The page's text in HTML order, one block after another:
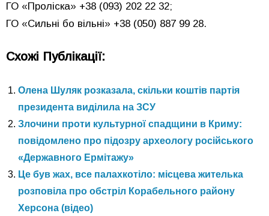
ГО «Проліска» +38 (093) 202 22 32;
ГО «Сильні бо вільні» +38 (050) 887 99 28.
Схожі Публікації:
Олена Шуляк розказала, скільки коштів партія
президента виділила на ЗСУ
Злочини проти культурної спадщини в Криму:
повідомлено про підозру археологу російського
«Державного Ермітажу»
Це був жах, все палахкотіло: місцева жителька
розповіла про обстріл Корабельного району
Херсона (відео)